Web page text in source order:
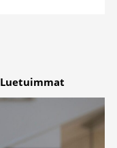
Luetuimmat